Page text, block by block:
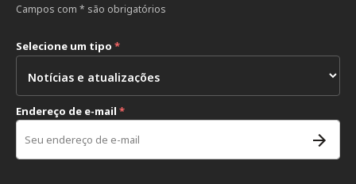
Campos com * são obrigatórios
Selecione um tipo *
Endereço de e-mail *